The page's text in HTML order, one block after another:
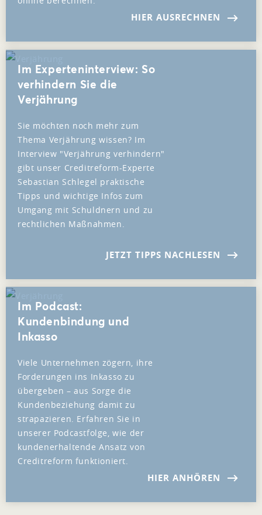
HIER AUSRECHNEN
Im Experteninterview: So
verhindern Sie die
Verjährung
Sie möchten noch mehr zum
Thema Verjährung wissen? Im
Interview "Verjährung verhindern"
gibt unser Creditreform-Experte
Sebastian Schlegel praktische
Tipps und wichtige Infos zum
Umgang mit Schuldnern und zu
rechtlichen Maßnahmen.
JETZT TIPPS NACHLESEN
Im Podcast:
Kundenbindung und
Inkasso
Viele Unternehmen zögern, ihre
Forderungen ins Inkasso zu
übergeben – aus Sorge die
Kundenbeziehung damit zu
strapazieren. Erfahren Sie in
unserer Podcastfolge, wie der
kundenerhaltende Ansatz von
Creditreform funktioniert.
HIER ANHÖREN